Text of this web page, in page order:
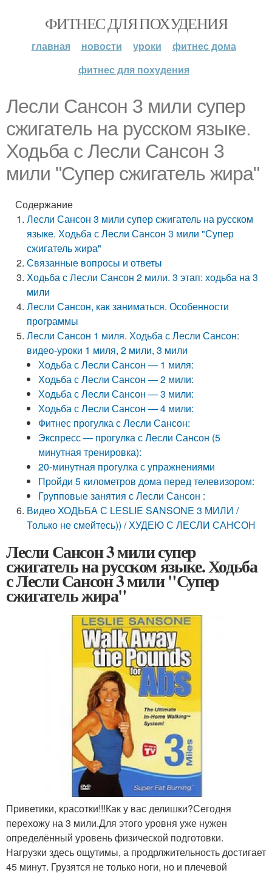
ФИТНЕС ДЛЯ ПОХУДЕНИЯ
главная новости уроки
фитнес дома
фитнес для похудения
Лесли Сансон 3 мили супер
сжигатель на русском языке.
Ходьба с Лесли Сансон 3
мили "Супер сжигатель жира"
Содержание
Лесли Сансон 3 мили супер сжигатель на русском
языке. Ходьба с Лесли Сансон 3 мили "Супер
сжигатель жира"
Связанные вопросы и ответы
Ходьба с Лесли Сансон 2 мили. 3 этап: ходьба на 3
мили
Лесли Сансон, как заниматься. Особенности
программы
Лесли Сансон 1 миля. Ходьба с Лесли Сансон:
видео-уроки 1 миля, 2 мили, 3 мили
Ходьба с Лесли Сансон — 1 миля:
Ходьба с Лесли Сансон — 2 мили:
Ходьба с Лесли Сансон — 3 мили:
Ходьба с Лесли Сансон — 4 мили:
Фитнес прогулка с Лесли Сансон:
Экспресс — прогулка с Лесли Сансон (5
минутная тренировка):
20-минутная прогулка с упражнениями
Пройди 5 километров дома перед телевизором:
Групповые занятия с Лесли Сансон :
Видео ХОДЬБА С LESLIE SANSONE 3 МИЛИ /
Только не смейтесь)) / ХУДЕЮ С ЛЕСЛИ САНСОН
Лесли Сансон 3 мили супер
сжигатель на русском языке. Ходьба
с Лесли Сансон 3 мили "Супер
сжигатель жира"
Приветики, красотки!!!Как у вас делишки?Сегодня
перехожу на 3 мили.Для этого уровня уже нужен
определённый уровень физической подготовки.
Нагрузки здесь ощутимы, а продрлжительность достигает
45 минут. Грузятся не только ноги, но и плечевой